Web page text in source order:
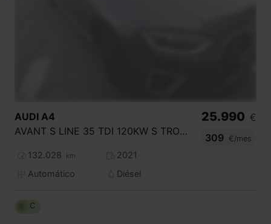
AUDI A4
AVANT S LINE 35 TDI 120KW S TRONIC
132.028 km
2021
Automático
Diésel
25.990 €
309
€/mes
C